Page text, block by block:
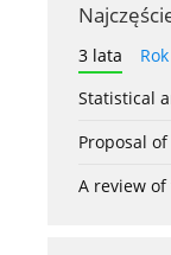
3 lata
Rok
Statistical
Proposal
A review